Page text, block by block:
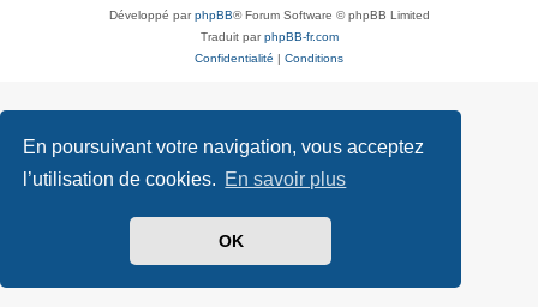
En poursuivant votre navigation, vous acceptez
l’utilisation de cookies. En savoir plus
OK
Développé parphpBB® Forum Software © phpBB Limited
Traduit parphpBB-fr.com
Confidentialité | Conditions